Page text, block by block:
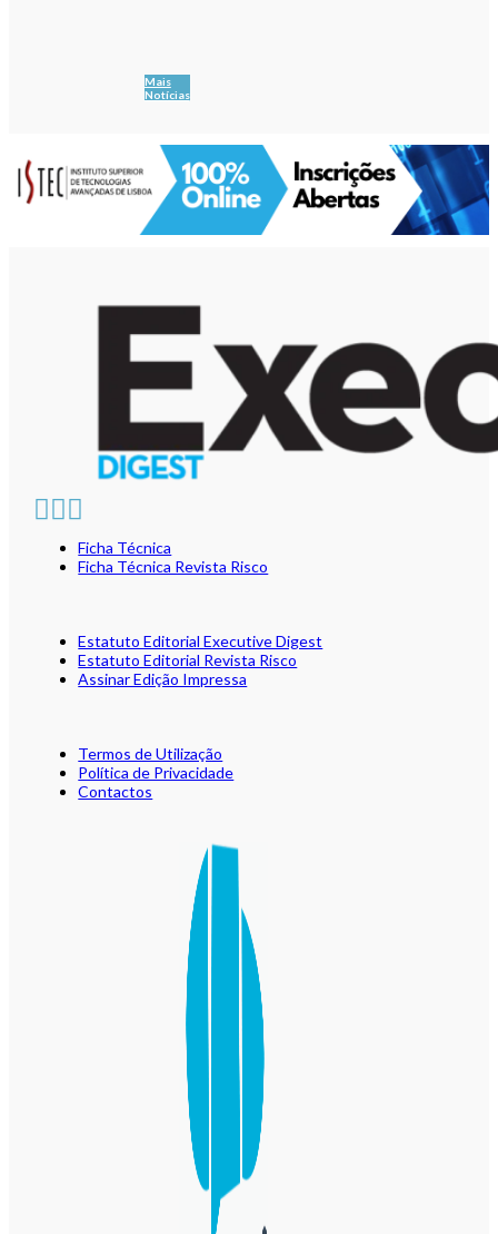
Mais
Notícias
Ficha Técnica
Ficha Técnica Revista Risco
Estatuto Editorial Executive Digest
Estatuto Editorial Revista Risco
Assinar Edição Impressa
Termos de Utilização
Política de Privacidade
Contactos